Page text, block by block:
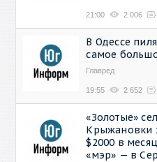
21:00 2 006
В Одессе
самое
Главред
19:55 2 652
«Золотые»
Крыжановки
$2000 в
«мэр» — в